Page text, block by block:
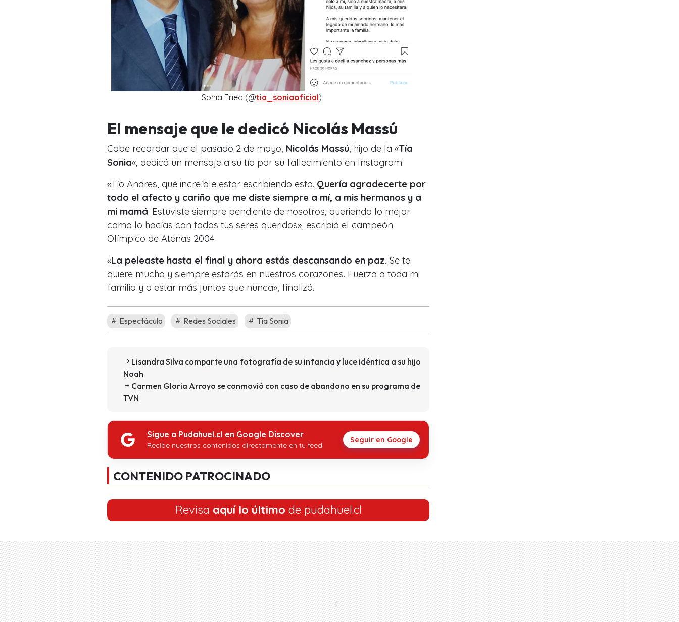
Sonia Fried (@tia_soniaoficial)
El mensaje que le dedicó Nicolás Massú
Cabe recordar que el pasado 2 de mayo, Nicolás Massú, hijo de la «Tía
Sonia«, dedicó un mensaje a su tío por su fallecimiento en Instagram.
«Tío Andres, qué increíble estar escribiendo esto. Quería agradecerte por
todo el afecto y cariño que me diste siempre a mí, a mis hermanos y a
mi mamá. Estuviste siempre pendiente de nosotros, queriendo lo mejor
como lo hacías con todos tus seres queridos», escribió el campeón
Olímpico de Atenas 2004.
«La peleaste hasta el final y ahora estás descansando en paz. Se te
quiere mucho y siempre estarás en nuestros corazones. Fuerza a toda mi
familia y a estar más juntos que nunca», finalizó.
Espectáculo Redes Sociales Tía Sonia
Lisandra Silva comparte una fotografía de su infancia y luce idéntica a su hijo
Noah
Carmen Gloria Arroyo se conmovió con caso de abandono en su programa de
TVN
Sigue a Pudahuel.cl en Google Discover
Recibe nuestros contenidos directamente en tu feed.
Seguir en Google
CONTENIDO PATROCINADO
Revisa aquí lo último de pudahuel.cl